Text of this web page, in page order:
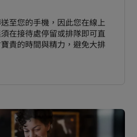
至您的手機，因此您在線上
在接待處停留或排隊即可直
貴的時間與精力，避免大排